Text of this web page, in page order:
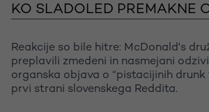
KO SLADOLED PREMAKNE
Reakcije so bile hitre: McDonald's
preplavili zmedeni in nasmejani
organska objava o “pistacijinih drunk
prvi strani slovenskega Reddita.